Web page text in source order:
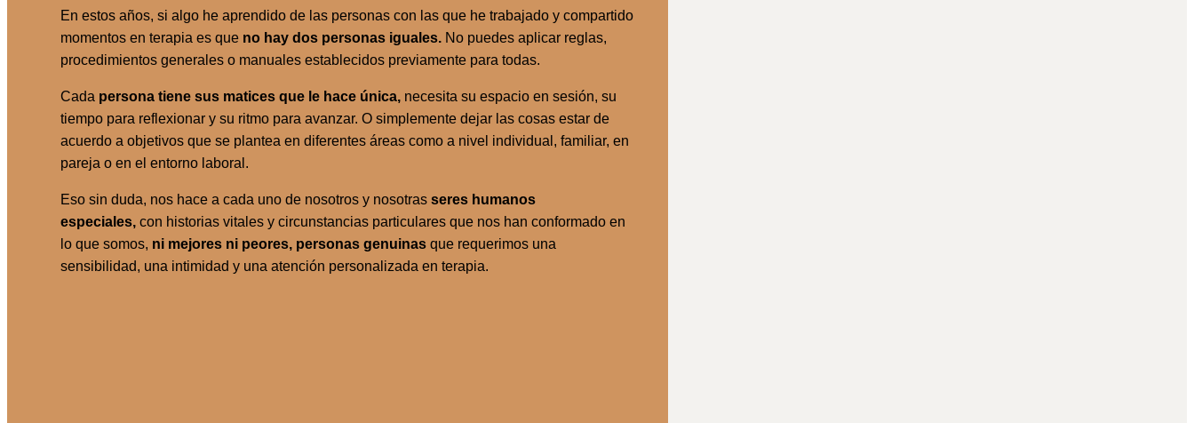
En estos años, si algo he aprendido de las personas con las que he trabajado y compartido
momentos en terapia es que no hay dos personas iguales. No puedes aplicar reglas,
procedimientos generales o manuales establecidos previamente para todas.
Cada persona tiene sus matices que le hace única, necesita su espacio en sesión, su
tiempo para reflexionar y su ritmo para avanzar. O simplemente dejar las cosas estar de
acuerdo a objetivos que se plantea en diferentes áreas como a nivel individual, familiar, en
pareja o en el entorno laboral.
Eso sin duda, nos hace a cada uno de nosotros y nosotrasseres humanos
especiales, con historias vitales y circunstancias particulares que nos han conformado en
lo que somos, ni mejores ni peores, personas genuinas que requerimos una
sensibilidad, una intimidad y una atención personalizada en terapia.